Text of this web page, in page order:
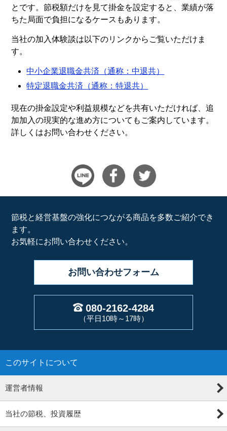
とです。節税額だけを見て掛金を設定すると、業績が落
ちた局面で負担になるケースもあります。
当社の加入体験談は以下のリンクからご覧いただけま
す。
中小企業退職金共済（通称：中退共）
特定退職金共済（通称：特退共）
現在の掛金設定や利益規模などを共有いただければ、追
加加入の現実的な進め方についてもご案内しています。
詳しくはお問い合わせください。
節税と経営基盤の強化につながる商品を多数ご紹介でき
ます。
お気軽にお問い合わせください。
お問い合わせフォーム
080-2162-4284
（平日10時～17時）
このサイトについて
運営者情報
当社の節税、投資履歴